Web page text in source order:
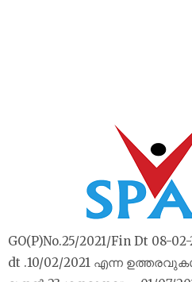
GO(P)No.25/2021/Fin Dt 08-
dt .10/02/2021 എന്ന